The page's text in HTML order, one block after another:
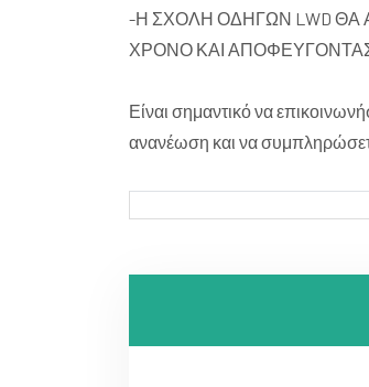
-Η ΣΧΟΛΗ ΟΔΗΓΩΝ LWD ΘΑ
ΧΡΟΝΟ ΚΑΙ
Είναι σημαντικό να
ανανέωση και να